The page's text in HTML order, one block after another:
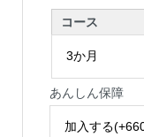
コース
あんしん保障